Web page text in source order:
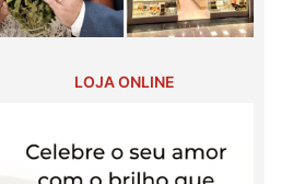
LOJA ONLINE